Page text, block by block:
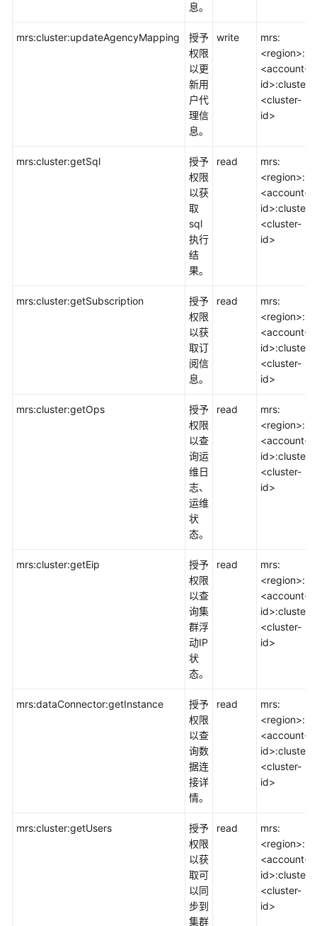
息。
mrs:cluster:updateAgencyMapping
授予
权限
以更
新用
户代
理信
息。
write
mrs:
<region>:
<account-
id>:cluster:
<cluster-
id>
mrs:cluster:getSql
授予
权限
以获
取
sql
执行
结
果。
read
mrs:
<region>:
<account-
id>:cluster:
<cluster-
id>
mrs:cluster:getSubscription
授予
权限
以获
取订
阅信
息。
read
mrs:
<region>:
<account-
id>:cluster:
<cluster-
id>
mrs:cluster:getOps
授予
权限
以查
询运
维日
志、
运维
状
态。
read
mrs:
<region>:
<account-
id>:cluster:
<cluster-
id>
mrs:cluster:getEip
授予
权限
以查
询集
群浮
动IP
状
态。
read
mrs:
<region>:
<account-
id>:cluster:
<cluster-
id>
mrs:dataConnector:getInstance
授予
权限
以查
询数
据连
接详
情。
read
mrs:
<region>:
<account-
id>:cluster:
<cluster-
id>
mrs:cluster:getUsers
授予
权限
以获
取可
以同
步到
集群
read
mrs:
<region>:
<account-
id>:cluster:
<cluster-
id>